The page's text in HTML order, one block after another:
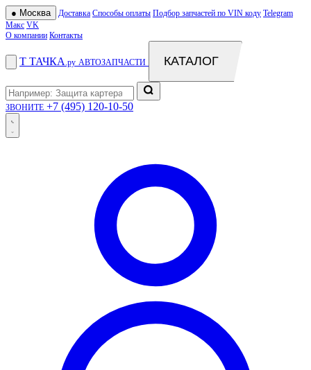
● Москва Доставка Способы оплаты Подбор запчастей по VIN коду Telegram
Макс VK
О компании Контакты
Т ТАЧКА .ру АВТОЗАПЧАСТИ КАТАЛОГ
ЗВОНИТЕ +7 (495) 120-10-50